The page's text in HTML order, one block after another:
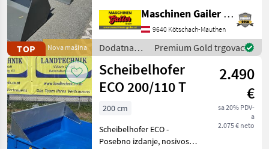
TOP Nova mašina
120x70x64cm; 0, 43m³;
147kg; 560 € s PDV-om *
Š/V/D: 130x70x64cm; 0,
46m³; 159kg; 590 € s PDV-
om * Š/
Maschinen Gailer GmbH
9640 Kötschach-Mauthen
Dodatna
oprema za
traktore /
Stekro
Premium Gold trgovac
Scheibelhofer
ECO 200/110 T
2.490
€
sa 20% PDV-
a
2.075 € neto
200 cm
Scheibelhofer ECO -
Posebno izdanje, nosivost